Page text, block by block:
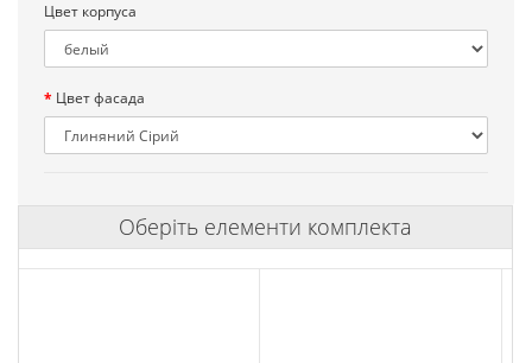
Цвет корпуса
Цвет фасада
Оберіть елементи комплекта